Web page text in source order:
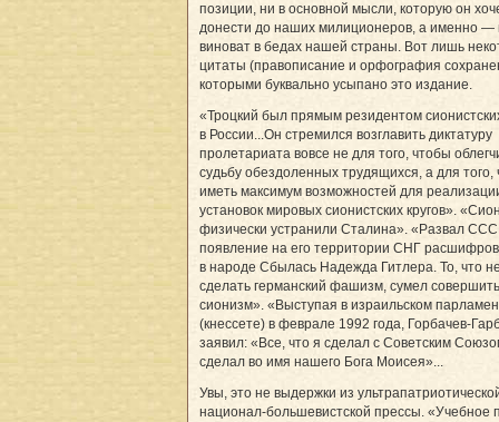
позиции, ни в основной мысли, которую он
донести до наших милиционеров, а именно —
виноват в бедах нашей страны. Вот лишь
цитаты (правописание и орфография
которыми буквально усыпано это издание.
«Троцкий был прямым резидентом
в России...Он стремился возглавить диктатуру
пролетариата вовсе не для того, чтобы
судьбу обездоленных трудящихся, а для того,
иметь максимум возможностей для
установок мировых сионистских кругов».
физически устранили Сталина». «Развал
появление на его территории СНГ
в народе Сбылась Надежда Гитлера. То, что
сделать германский фашизм, сумел совершить
сионизм». «Выступая в израильском
(кнессете) в феврале 1992 года, Горбачев-
заявил: «Все, что я сделал с Советским
сделал во имя нашего Бога Моисея»...
Увы, это не выдержки из
национал-большевистской прессы. «Учебное